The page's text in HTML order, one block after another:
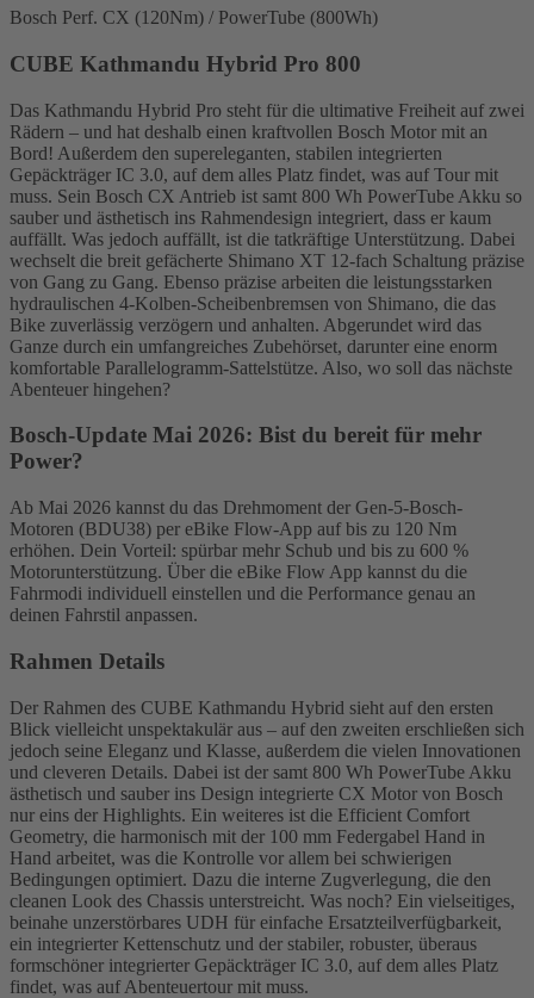
Bosch Perf. CX (120Nm) / PowerTube (800Wh)
CUBE Kathmandu Hybrid Pro 800
Das Kathmandu Hybrid Pro steht für die ultimative Freiheit auf zwei
Rädern – und hat deshalb einen kraftvollen Bosch Motor mit an
Bord! Außerdem den supereleganten, stabilen integrierten
Gepäckträger IC 3.0, auf dem alles Platz findet, was auf Tour mit
muss. Sein Bosch CX Antrieb ist samt 800 Wh PowerTube Akku so
sauber und ästhetisch ins Rahmendesign integriert, dass er kaum
auffällt. Was jedoch auffällt, ist die tatkräftige Unterstützung. Dabei
wechselt die breit gefächerte Shimano XT 12-fach Schaltung präzise
von Gang zu Gang. Ebenso präzise arbeiten die leistungsstarken
hydraulischen 4-Kolben-Scheibenbremsen von Shimano, die das
Bike zuverlässig verzögern und anhalten. Abgerundet wird das
Ganze durch ein umfangreiches Zubehörset, darunter eine enorm
komfortable Parallelogramm-Sattelstütze. Also, wo soll das nächste
Abenteuer hingehen?
Bosch-Update Mai 2026: Bist du bereit für mehr
Power?
Ab Mai 2026 kannst du das Drehmoment der Gen-5-Bosch-
Motoren (BDU38) per eBike Flow-App auf bis zu 120 Nm
erhöhen. Dein Vorteil: spürbar mehr Schub und bis zu 600 %
Motorunterstützung. Über die eBike Flow App kannst du die
Fahrmodi individuell einstellen und die Performance genau an
deinen Fahrstil anpassen.
Rahmen Details
Der Rahmen des CUBE Kathmandu Hybrid sieht auf den ersten
Blick vielleicht unspektakulär aus – auf den zweiten erschließen sich
jedoch seine Eleganz und Klasse, außerdem die vielen Innovationen
und cleveren Details. Dabei ist der samt 800 Wh PowerTube Akku
ästhetisch und sauber ins Design integrierte CX Motor von Bosch
nur eins der Highlights. Ein weiteres ist die Efficient Comfort
Geometry, die harmonisch mit der 100 mm Federgabel Hand in
Hand arbeitet, was die Kontrolle vor allem bei schwierigen
Bedingungen optimiert. Dazu die interne Zugverlegung, die den
cleanen Look des Chassis unterstreicht. Was noch? Ein vielseitiges,
beinahe unzerstörbares UDH für einfache Ersatzteilverfügbarkeit,
ein integrierter Kettenschutz und der stabiler, robuster, überaus
formschöner integrierter Gepäckträger IC 3.0, auf dem alles Platz
findet, was auf Abenteuertour mit muss.